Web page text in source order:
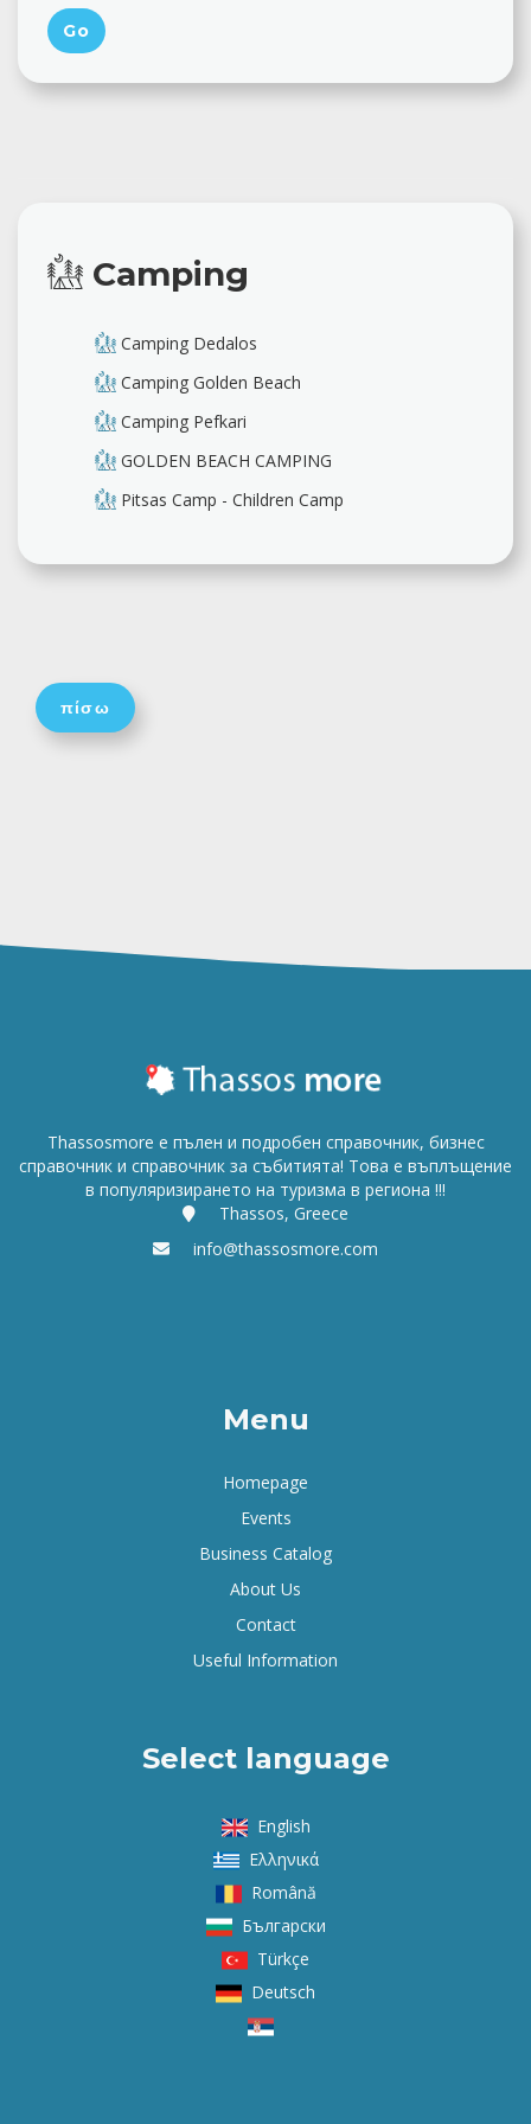
Camping
Camping Dedalos
Camping Golden Beach
Camping Pefkari
GOLDEN BEACH CAMPING
Pitsas Camp - Children Camp
Thassosmore е пълен и подробен справочник, бизнес
справочник и справочник за събитията! Това е въплъщение
в популяризирането на туризма в региона !!!
Thassos, Greece
info@thassosmore.com
Menu
Homepage
Events
Business Catalog
About Us
Contact
Useful Information
Select language
English
Ελληνικά
Română
Български
Türkçe
Deutsch